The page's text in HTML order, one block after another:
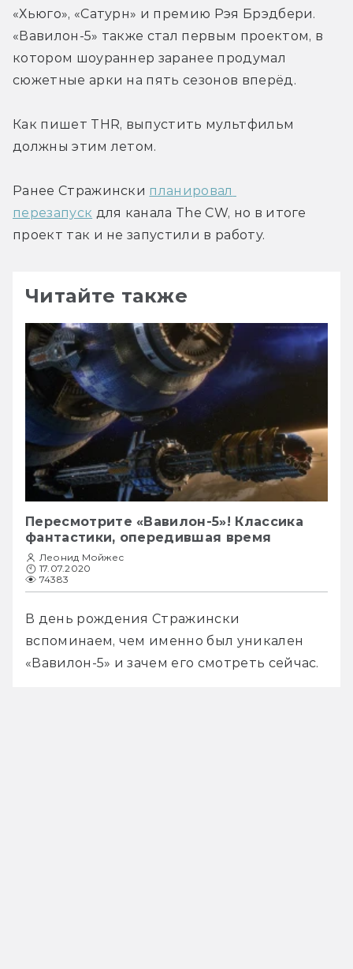
«Хьюго», «Сатурн» и премию Рэя Брэдбери.
«Вавилон-5» также стал первым проектом, в
котором шоураннер заранее продумал
сюжетные арки на пять сезонов вперёд.
Как пишет THR, выпустить мультфильм
должны этим летом.
Ранее Стражински планировал
перезапуск для канала The CW, но в итоге
проект так и не запустили в работу.
Читайте также
Пересмотрите «Вавилон-5»! Классика
фантастики, опередившая время
Леонид Мойжес
17.07.2020
74383
В день рождения Стражински
вспоминаем, чем именно был уникален
«Вавилон-5» и зачем его смотреть сейчас.